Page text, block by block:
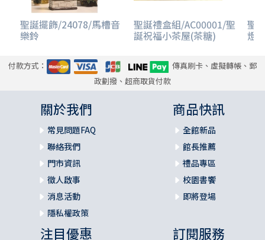
聖誕擺飾/24078/馬槽音
樂鈴
聖誕禮盒組/AC00001/聖
誕祝福小茶屋(茶糖)
聖
燈
付款方式：
傳真刷卡、虛擬轉帳、郵
政劃撥、超商取貨付款
關於我們
常見問題FAQ
聯絡我們
門市資訊
徵人啟事
消息活動
隱私權政策
商品快訊
全館新品
館長推薦
禮品專區
校園書饗
即將登場
注目優惠 訂閱服務